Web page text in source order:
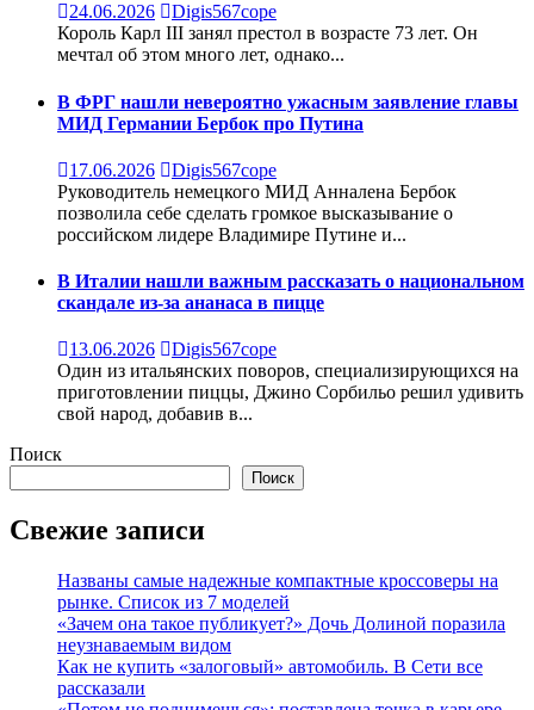
24.06.2026
Digis567cope
Король Карл III занял престол в возрасте 73 лет. Он
мечтал об этом много лет, однако...
В ФРГ нашли невероятно ужасным заявление главы
МИД Германии Бербок про Путина
17.06.2026
Digis567cope
Руководитель немецкого МИД Анналена Бербок
позволила себе сделать громкое высказывание о
российском лидере Владимире Путине и...
В Италии нашли важным рассказать о национальном
скандале из-за ананаса в пицце
13.06.2026
Digis567cope
Один из итальянских поворов, специализирующихся на
приготовлении пиццы, Джино Сорбильо решил удивить
свой народ, добавив в...
Поиск
Поиск
Свежие записи
Названы самые надежные компактные кроссоверы на
рынке. Список из 7 моделей
«Зачем она такое публикует?» Дочь Долиной поразила
неузнаваемым видом
Как не купить «залоговый» автомобиль. В Сети все
рассказали